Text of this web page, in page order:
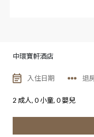
中環寶軒酒店
2 成人, 0 小童, 0嬰兒